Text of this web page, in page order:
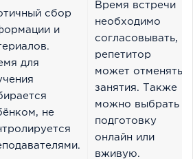
сбор
и
для
не
Время встречи
необходимо
согласовывать,
репетитор
может отменять
занятия. Также
можно выбрать
подготовку
онлайн или
вживую.